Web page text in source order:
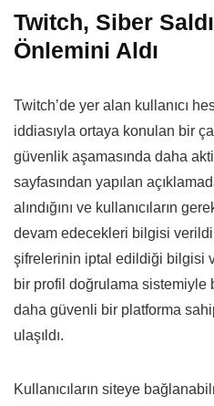
Twitch, Siber
Önlemini Aldı
Twitch’de yer alan kullanıcı
iddiasıyla ortaya konulan bir
güvenlik aşamasında daha
sayfasından yapılan
alındığını ve kullanıcıların
devam edecekleri bilgisi verildi.
şifrelerinin iptal edildiği bilgisi
bir profil doğrulama sistemiyle
daha güvenli bir platforma
ulaşıldı.
Kullanıcıların siteye